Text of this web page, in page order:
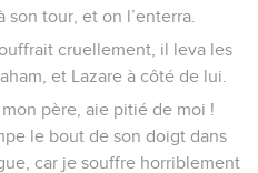
son tour, et on l’enterra.
cruellement, il leva les
et Lazare à côté de lui.
mon père, aie pitié de moi !
le bout de son doigt dans
car je souffre horriblement